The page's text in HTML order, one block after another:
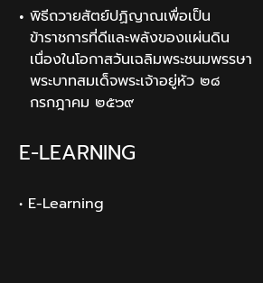
พิธีถวายสัตย์ปฏิญาณเพื่อเป็น
ข้าราชการที่ดีและพลังของแผ่นดิน
เนื่องในโอกาสวันเฉลิมพระชนมพรรษา
พระบาทสมเด็จพระเจ้าอยู่หัว ๒๘
กรกฎาคม ๒๕๖๙
E-LEARNING
• E-Learning